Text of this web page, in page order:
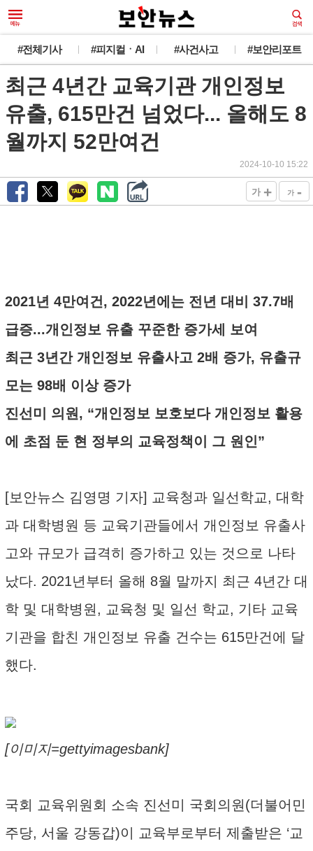
#전체기사 #피지컬ㆍAI #사건사고 #보안리포트
최근 4년간 교육기관 개인정보
유출, 615만건 넘었다... 올해도 8
월까지 52만여건
2024-10-10 15:22
가 + 가 -
2021년 4만여건, 2022년에는 전년 대비 37.7배
급증...개인정보 유출 꾸준한 증가세 보여
최근 3년간 개인정보 유출사고 2배 증가, 유출규
모는 98배 이상 증가
진선미 의원, “개인정보 보호보다 개인정보 활용
에 초점 둔 현 정부의 교육정책이 그 원인”
[보안뉴스 김영명 기자] 교육청과 일선학교, 대학
과 대학병원 등 교육기관들에서 개인정보 유출사
고와 규모가 급격히 증가하고 있는 것으로 나타
났다. 2021년부터 올해 8월 말까지 최근 4년간 대
학 및 대학병원, 교육청 및 일선 학교, 기타 교육
기관을 합친 개인정보 유출 건수는 615만건에 달
했다.
[이미지=gettyimagesbank]
국회 교육위원회 소속 진선미 국회의원(더불어민
주당, 서울 강동갑)이 교육부로부터 제출받은 ‘교